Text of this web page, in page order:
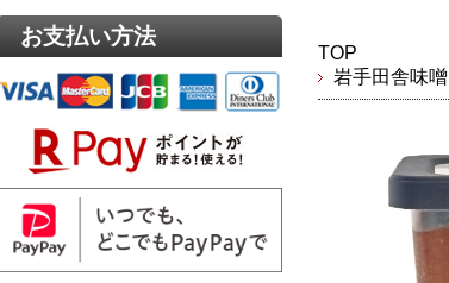
TOP
岩手田舎味噌
お支払い方法